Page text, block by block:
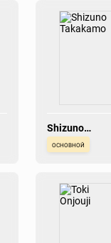
Shizuno
Takakamo
основной